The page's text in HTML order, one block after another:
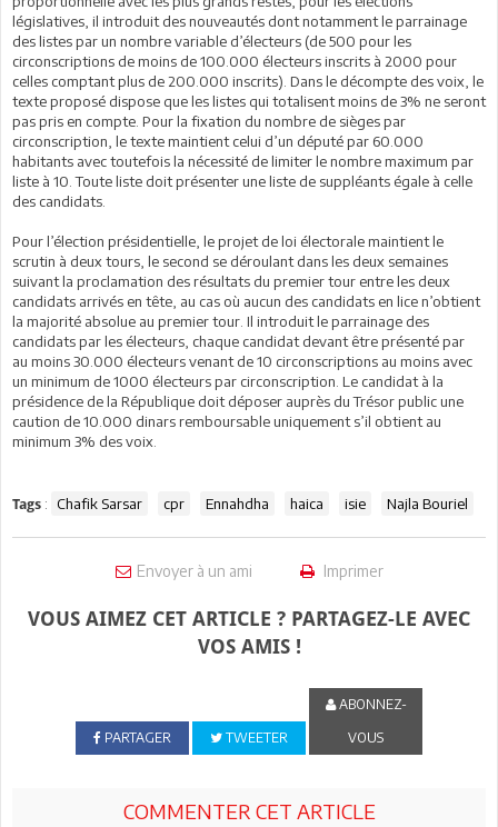
législatives, il introduit des nouveautés dont notamment le parrainage
des listes par un nombre variable d’électeurs (de 500 pour les
circonscriptions de moins de 100.000 électeurs inscrits à 2000 pour
celles comptant plus de 200.000 inscrits). Dans le décompte des voix, le
texte proposé dispose que les listes qui totalisent moins de 3% ne seront
pas pris en compte. Pour la fixation du nombre de sièges par
circonscription, le texte maintient celui d’un député par 60.000
habitants avec toutefois la nécessité de limiter le nombre maximum par
liste à 10. Toute liste doit présenter une liste de suppléants égale à celle
des candidats.
Pour l’élection présidentielle, le projet de loi électorale maintient le
scrutin à deux tours, le second se déroulant dans les deux semaines
suivant la proclamation des résultats du premier tour entre les deux
candidats arrivés en tête, au cas où aucun des candidats en lice n’obtient
la majorité absolue au premier tour. Il introduit le parrainage des
candidats par les électeurs, chaque candidat devant être présenté par
au moins 30.000 électeurs venant de 10 circonscriptions au moins avec
un minimum de 1000 électeurs par circonscription. Le candidat à la
présidence de la République doit déposer auprès du Trésor public une
caution de 10.000 dinars remboursable uniquement s’il obtient au
minimum 3% des voix.
Tags : Chafik Sarsar cpr Ennahdha haica isie Najla Bouriel
Envoyer à un ami Imprimer
VOUS AIMEZ CET ARTICLE ? PARTAGEZ-LE AVEC
VOS AMIS !
PARTAGER TWEETER
ABONNEZ-
VOUS
COMMENTER CET ARTICLE